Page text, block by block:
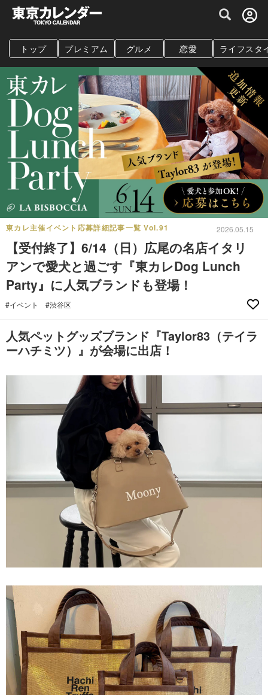
グルメ情報・プレミアムレストラン予約
トップ プレミアム グルメ 恋愛 ライフスタ
東カレ主催イベント応募詳細記事一覧 Vol.91 2026.05.15
【受付終了】6/14（日）広尾の名店イタリ
アンで愛犬と過ごす『東カレDog Lunch
Party』に人気ブランドも登場！
#イベント #渋谷区
人気ペットグッズブランド『Taylor83（テイラ
ーハチミツ）』が会場に出店！